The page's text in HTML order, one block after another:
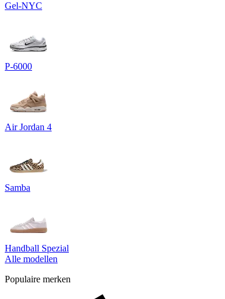
Gel-NYC
P-6000
Air Jordan 4
Samba
Handball Spezial
Alle modellen
Populaire merken